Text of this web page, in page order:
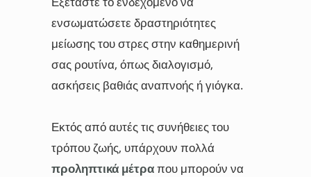
ενσωματώσετε δραστηριότητες
μείωσης του στρες στην καθημερινή
σας ρουτίνα, όπως διαλογισμό,
ασκήσεις βαθιάς αναπνοής ή γιόγκα.
Εκτός από αυτές τις συνήθειες του
τρόπου ζωής, υπάρχουν πολλά
προληπτικά μέτραπου μπορούν να